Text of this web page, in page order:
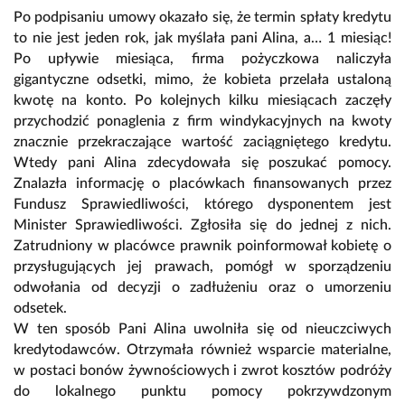
Po podpisaniu umowy okazało się, że termin spłaty kredytu
to nie jest jeden rok, jak myślała pani Alina, a… 1 miesiąc!
Po upływie miesiąca, firma pożyczkowa naliczyła
gigantyczne odsetki, mimo, że kobieta przelała ustaloną
kwotę na konto. Po kolejnych kilku miesiącach zaczęły
przychodzić ponaglenia z firm windykacyjnych na kwoty
znacznie przekraczające wartość zaciągniętego kredytu.
Wtedy pani Alina zdecydowała się poszukać pomocy.
Znalazła informację o placówkach finansowanych przez
Fundusz Sprawiedliwości, którego dysponentem jest
Minister Sprawiedliwości. Zgłosiła się do jednej z nich.
Zatrudniony w placówce prawnik poinformował kobietę o
przysługujących jej prawach, pomógł w sporządzeniu
odwołania od decyzji o zadłużeniu oraz o umorzeniu
odsetek.
W ten sposób Pani Alina uwolniła się od nieuczciwych
kredytodawców. Otrzymała również wsparcie materialne,
w postaci bonów żywnościowych i zwrot kosztów podróży
do lokalnego punktu pomocy pokrzywdzonym